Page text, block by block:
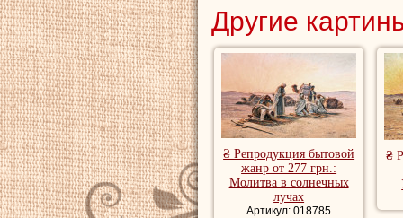
Другие
₴ Репродукция бытовой
жанр от 277 грн.:
Молитва в солнечных
лучах
Артикул: 018785
₴